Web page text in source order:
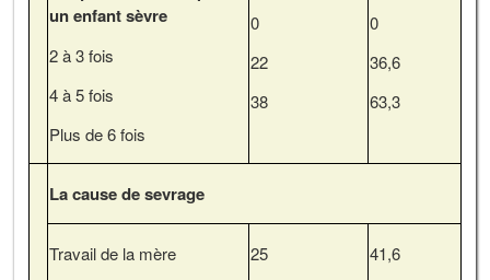
un enfant sèvre
2 à 3 fois
4 à 5 fois
Plus de 6 fois
0
22
38
0
36,6
63,3
La cause de sevrage
Travail de la mère
25
41,6